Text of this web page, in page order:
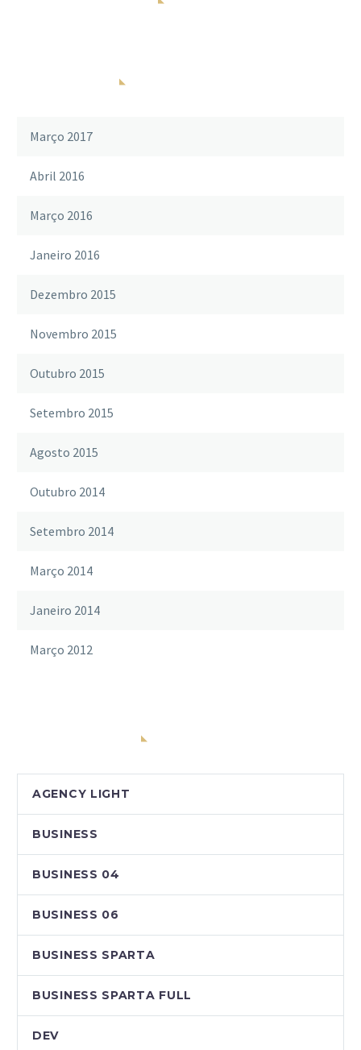
Março 2017
Abril 2016
Março 2016
Janeiro 2016
Dezembro 2015
Novembro 2015
Outubro 2015
Setembro 2015
Agosto 2015
Outubro 2014
Setembro 2014
Março 2014
Janeiro 2014
Março 2012
AGENCY LIGHT
BUSINESS
BUSINESS 04
BUSINESS 06
BUSINESS SPARTA
BUSINESS SPARTA FULL
DEV